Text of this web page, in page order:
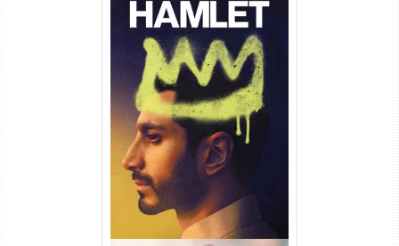
Hamlet Torrent (2026) WEB-
DL 1080p Dual Áudio